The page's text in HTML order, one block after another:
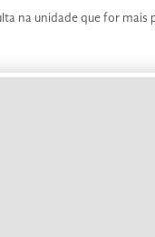
na unidade que for mais